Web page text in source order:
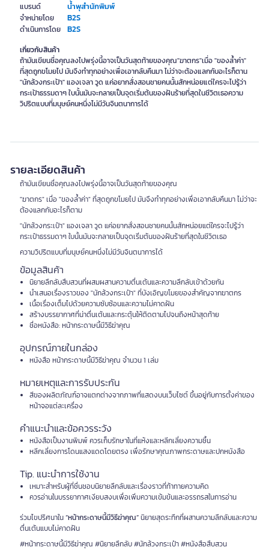
แบรนด์ น้ำพุสำนักพิมพ์
จำหน่ายโดย B2S
ดำเนินการโดย B2S
เกี่ยวกับสินค้า
ถ้ามันเขียนชื่อคุณลงไปพรุ่งนี้อาจเป็นวันสุดท้ายของคุณ"ฆาตกร"เมื่อ "ของล้ำค่า"
ที่สุดถูกขโมยไป มันจึงทำทุกอย่างเพื่อเอากลับคืนมา ไม่ว่าจะต้องแลกกับอะไรก็ตาน
"นักล้วงกระเป้า" แองเจลา วูด แค่อยากสั่งสอนชายคนนั้นสักหน่อยแต่ใครจะไปรู้ว่า
กระเป้าธรรมดาๆ ใบนั้นมันจะกลายเป็นจุดเริ่มต้นของฝันร้ายที่สุดในชีวิตเธอความ
วิปริตแบบที่มนุษย์คนหนึ่งไม่มีวันจินตนาการได้
รายละเอียดสินค้า
ถ้ามันเขียนชื่อคุณลงไปพรุ่งนี้อาจเป็นวันสุดท้ายของคุณ
"ฆาตกร" เมื่อ "ของล้ำค่า" ที่สุดถูกขโมยไป มันจึงทำทุกอย่างเพื่อเอากลับคืนมา ไม่ว่าจะ
ต้องแลกกับอะไรก็ตาม
"นักล้วงกระเป๋า" แองเจลา วูด แค่อยากสั่งสอนชายคนนั้นสักหน่อยแต่ใครจะไปรู้ว่า
กระเป๋าธรรมดาๆ ใบนั้นมันจะกลายเป็นจุดเริ่มต้นของฝันร้ายที่สุดในชีวิตเธอ
ความวิปริตแบบที่มนุษย์คนหนึ่งไม่มีวันจินตนาการได้
ข้อมูลสินค้า
นิยายลึกลับสืบสวนที่ผสมผสานความตื่นเต้นและความลึกลับเข้าด้วยกัน
นำเสนอเรื่องราวของ "นักล้วงกระเป๋า" ที่บังเอิญขโมยของสำคัญจากฆาตกร
เนื้อเรื่องเต็มไปด้วยความซับซ้อนและความไม่คาดฝัน
สร้างบรรยากาศที่น่าตื่นเต้นและกระตุ้นให้ติดตามไปจนถึงหน้าสุดท้าย
ชื่อหนังสือ: หน้ากระดาษนี้มีวิธีฆ่าคุณ
อุปกรณ์ภายในกล่อง
หนังสือ หน้ากระดาษนี้มีวิธีฆ่าคุณ จำนวน 1 เล่ม
หมายเหตุและการรับประกัน
สีของผลิตภัณฑ์อาจแตกต่างจากภาพที่แสดงบนเว็บไซต์ ขึ้นอยู่กับการตั้งค่าของ
หน้าจอแต่ละเครื่อง
คำแนะนำและข้อควรระวัง
หนังสือเป็นงานพิมพ์ ควรเก็บรักษาในที่แห้งและหลีกเลี่ยงความชื้น
หลีกเลี่ยงการโดนแสงแดดโดยตรง เพื่อรักษาคุณภาพกระดาษและปกหนังสือ
Tip. แนะนำการใช้งาน
เหมาะสำหรับผู้ที่ชื่นชอบนิยายลึกลับและเรื่องราวที่ท้าทายความคิด
ควรอ่านในบรรยากาศเงียบสงบเพื่อเพิ่มความเข้มข้นและอรรถรสในการอ่าน
ร่วมไขปริศนาใน“หน้ากระดาษนี้มีวิธีฆ่าคุณ”นิยายสุดระทึกที่ผสานความลึกลับและความ
ตื่นเต้นแบบไม่คาดฝัน
#หน้ากระดาษนี้มีวิธีฆ่าคุณ #นิยายลึกลับ #นักล้วงกระเป๋า #หนังสือสืบสวน